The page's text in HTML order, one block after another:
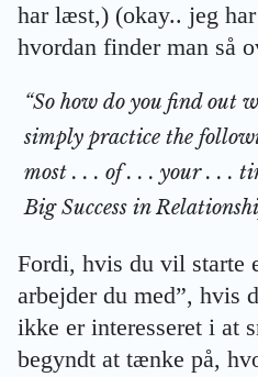
har læst,) (okay.. jeg
hvordan finder man så
“So how do you find out
simply practice the
most . . . of . . . your . . .
Big Success in
Fordi, hvis du vil starte
arbejder du med”, hvis
ikke er interesseret i at
begyndt at tænke på,